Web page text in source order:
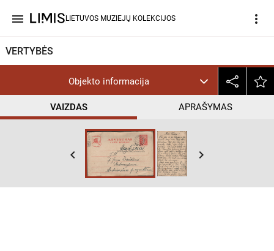
menu LIETUVOS MUZIEJŲ KOLEKCIJOS more_vert
VERTYBĖS
Objekto informacija
VAIZDAS APRAŠYMAS
keyboard_arrow_left keyboard_arrow_right